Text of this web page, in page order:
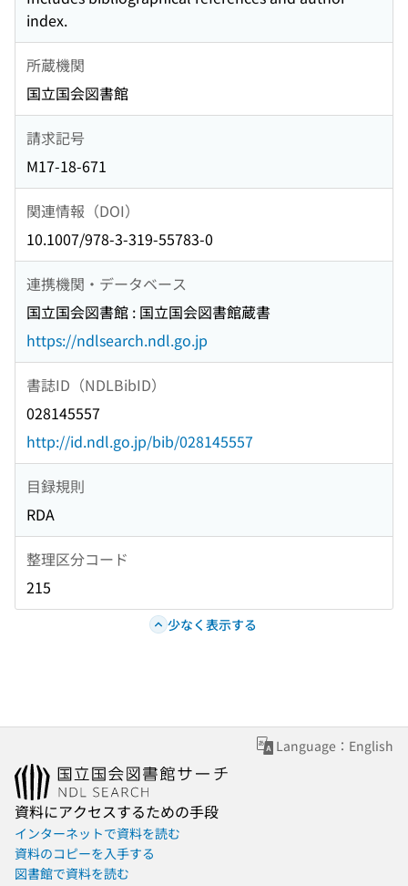
index.
所蔵機関
国立国会図書館
請求記号
M17-18-671
関連情報（DOI）
10.1007/978-3-319-55783-0
連携機関・データベース
国立国会図書館 : 国立国会図書館蔵書
https://ndlsearch.ndl.go.jp
書誌ID（NDLBibID）
028145557
http://id.ndl.go.jp/bib/028145557
目録規則
RDA
整理区分コード
215
少なく表示する
Language：English
資料にアクセスするための手段
インターネットで資料を読む
資料のコピーを入手する
図書館で資料を読む